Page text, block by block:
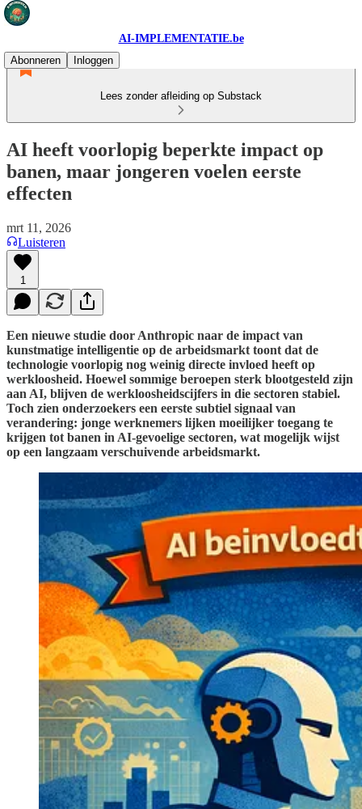
AI-IMPLEMENTATIE.be
Abonneren
Inloggen
Lees zonder afleiding op Substack
AI heeft voorlopig beperkte impact op
banen, maar jongeren voelen eerste
effecten
mrt 11, 2026
Luisteren
1
Een nieuwe studie door Anthropic naar de impact van
kunstmatige intelligentie op de arbeidsmarkt toont dat de
technologie voorlopig nog weinig directe invloed heeft op
werkloosheid. Hoewel sommige beroepen sterk blootgesteld zijn
aan AI, blijven de werkloosheidscijfers in die sectoren stabiel.
Toch zien onderzoekers een eerste subtiel signaal van
verandering: jonge werknemers lijken moeilijker toegang te
krijgen tot banen in AI-gevoelige sectoren, wat mogelijk wijst
op een langzaam verschuivende arbeidsmarkt.